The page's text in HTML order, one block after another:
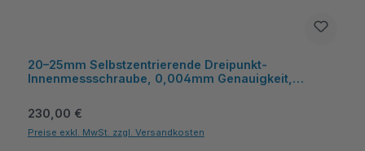
20–25mm Selbstzentrierende Dreipunkt-
Innenmessschraube, 0,004mm Genauigkeit,
Regulärer Preis:
230,00 €
Preise exkl. MwSt. zzgl. Versandkosten